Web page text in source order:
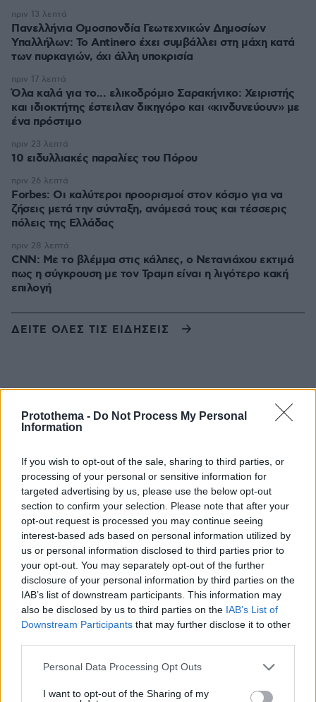
Protothema - Do Not Process My Personal
Information
If you wish to opt-out of the sale, sharing to third parties, or
processing of your personal or sensitive information for
targeted advertising by us, please use the below opt-out
section to confirm your selection. Please note that after your
opt-out request is processed you may continue seeing
interest-based ads based on personal information utilized by
us or personal information disclosed to third parties prior to
your opt-out. You may separately opt-out of the further
disclosure of your personal information by third parties on the
IAB’s list of downstream participants. This information may
also be disclosed by us to third parties on the IAB’s List of
Downstream Participants that may further disclose it to other
Please note that this website/app uses one or more Google
not limited to your visit or usage behaviour. You may click to
Personal Data Processing Opt Outs
I want to opt-out of the Sharing of my
Πανελλήνια Ομοσπονδία Γεωτεχνικών Δημοσίων
Υπαλλήλων: Το Antinero έχει συμβάλλει στη μάχη κατά
των πυρκαγιών, όχι άλλη υποκρισία
πριν 13 λεπτά
Όλα καλά για το... ελικοδρόμιο Σαρακήνικο: Χειριστής
και ιδιοκτήτης έστειλαν δικηγόρο και «κινδυνεύουν» με
ένα πρόστιμο
πριν 17 λεπτά
10 ειδυλλιακές παραλίες του Πόρου
πριν 23 λεπτά
Forbes: Οι καλύτεροι προορισμοί στον κόσμο για να
ζήσεις μετά την σύνταξη, ανάμεσά τους και τέσσερις
πόλεις της Ελλάδας
πριν 26 λεπτά
CNN: Με το βλέμμα στις κάλπες, ο Νετανιάχου εκτιμά
πως η σύγκρουση με τον Τραμπ είναι η λιγότερο κακή
επιλογή
πριν 28 λεπτά
ΔΕΙΤΕ ΟΛΕΣ ΤΙΣ ΕΙΔΗΣΕΙΣ
ΤΑ ΠΙΟ ΔΗΜΟΦΙΛΗ